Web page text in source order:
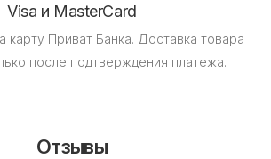
Visa и MasterCard
карту Приват Банка. Доставка товара
после подтверждения платежа.
Отзывы